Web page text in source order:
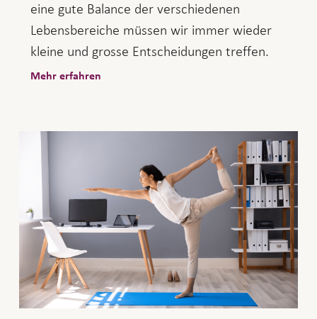
eine gute Balance der verschiedenen
Lebensbereiche müssen wir immer wieder
kleine und grosse Entscheidungen treffen.
Mehr erfahren